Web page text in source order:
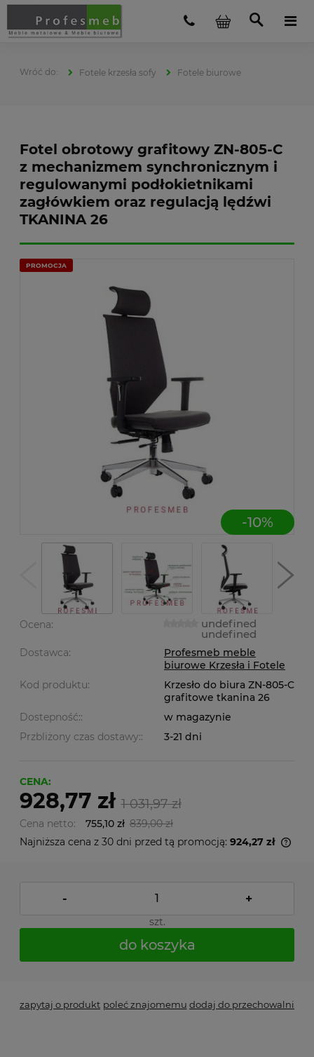
Fotele krzesła sofy Fotele biurowe
Fotel obrotowy grafitowy ZN-805-C
z mechanizmem synchronicznym i
regulowanymi podłokietnikami
zagłówkiem oraz regulacją lędźwi
TKANINA 26
PROMOCJA
-10%
Ocena: undefined
undefined
Dostawca:
Profesmeb meble
biurowe Krzesła i Fotele
Kod produktu:
Krzesło do biura ZN-805-C
grafitowe tkanina 26
Dostepność::
w magazynie
Przbliżony czas dostawy::
3-21 dni
CENA:
928,77 zł 1 031,97 zł
Cena netto: 755,10 zł 839,00 zł
Najniższa cena z 30 dni przed tą promocją: 924,27 zł
- +
szt.
do koszyka
zapytaj o produkt poleć znajomemu dodaj do przechowalni